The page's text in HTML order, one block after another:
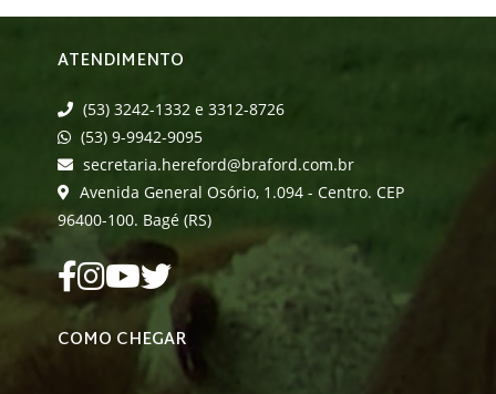
ATENDIMENTO
(53) 3242-1332 e 3312-8726
(53) 9-9942-9095
secretaria.hereford@braford.com.br
Avenida General Osório, 1.094 - Centro. CEP
96400-100. Bagé (RS)
COMO CHEGAR